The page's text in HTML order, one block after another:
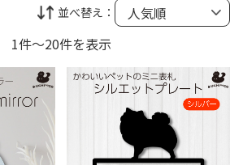
並べ替え：
1件～20件を表示